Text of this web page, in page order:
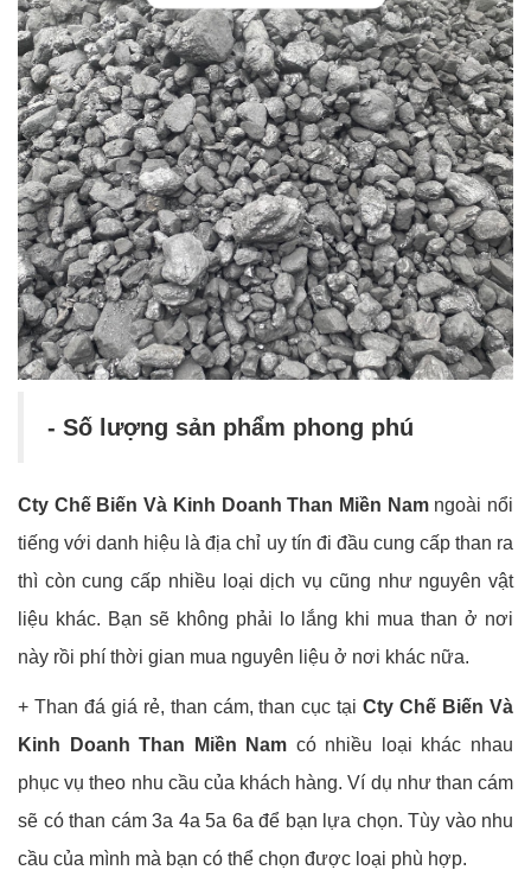
- Số lượng sản phẩm phong phú
Cty Chế Biến Và Kinh Doanh Than Miền Namngoài nổi
tiếng với danh hiệu là địa chỉ uy tín đi đầu cung cấp than ra
thì còn cung cấp nhiều loại dịch vụ cũng như nguyên vật
liệu khác. Bạn sẽ không phải lo lắng khi mua than ở nơi
này rồi phí thời gian mua nguyên liệu ở nơi khác nữa.
+ Than đá giá rẻ, than cám, than cục tạiCty Chế Biến Và
Kinh Doanh Than Miền Nam có nhiều loại khác nhau
phục vụ theo nhu cầu của khách hàng. Ví dụ như than cám
sẽ có than cám 3a 4a 5a 6a để bạn lựa chọn. Tùy vào nhu
cầu của mình mà bạn có thể chọn được loại phù hợp.